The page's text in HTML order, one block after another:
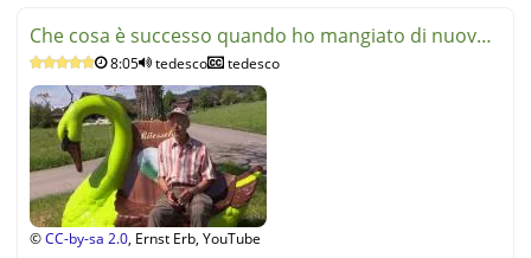
Che cosa è successo quando ho mangiato di nuovo
cibi cotti?8:05 tedesco tedesco
©CC-by-sa 2.0, Ernst Erb, YouTube